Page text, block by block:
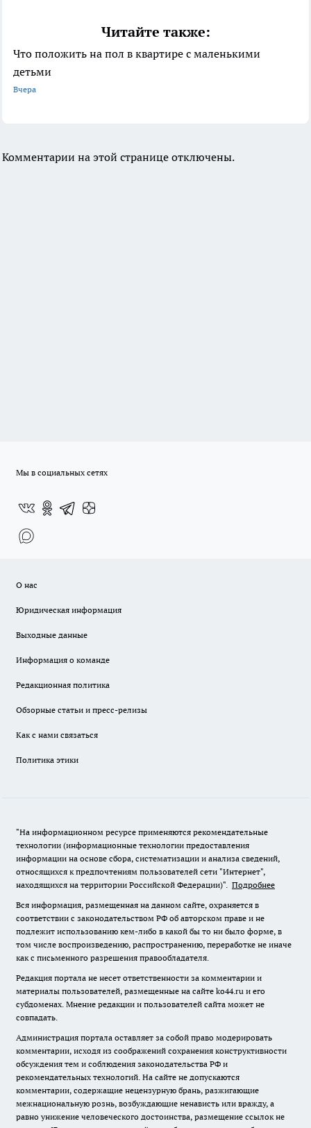
Читайте также:
Что положить на пол в квартире с маленькими
детьми
Вчера
Комментарии на этой странице отключены.
Мы в социальных сетях
О нас
Юридическая информация
Выходные данные
Информация о команде
Редакционная политика
Обзорные статьи и пресс-релизы
Как с нами связаться
Политика этики
"На информационном ресурсе применяются рекомендательные
технологии (информационные технологии предоставления
информации на основе сбора, систематизации и анализа сведений,
относящихся к предпочтениям пользователей сети "Интернет",
находящихся на территории Российской Федерации)". Подробнее
Вся информация, размещенная на данном сайте, охраняется в
соответствии с законодательством РФ об авторском праве и не
подлежит использованию кем-либо в какой бы то ни было форме, в
том числе воспроизведению, распространению, переработке не иначе
как с письменного разрешения правообладателя.
Редакция портала не несет ответственности за комментарии и
материалы пользователей, размещенные на сайте ko44.ru и его
субдоменах. Мнение редакции и пользователей сайта может не
совпадать.
Администрация портала оставляет за собой право модерировать
комментарии, исходя из соображений сохранения конструктивности
обсуждения тем и соблюдения законодательства РФ и
рекомендательных технологий. На сайте не допускаются
комментарии, содержащие нецензурную брань, разжигающие
межнациональную рознь, возбуждающие ненависть или вражду, а
равно унижение человеческого достоинства, размещение ссылок не